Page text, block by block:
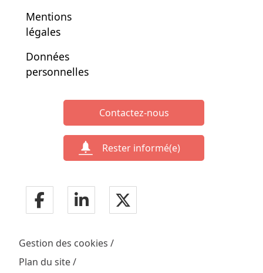
Mentions
légales
Données
personnelles
Contactez-nous
Rester informé(e)
Gestion des cookies
Plan du site